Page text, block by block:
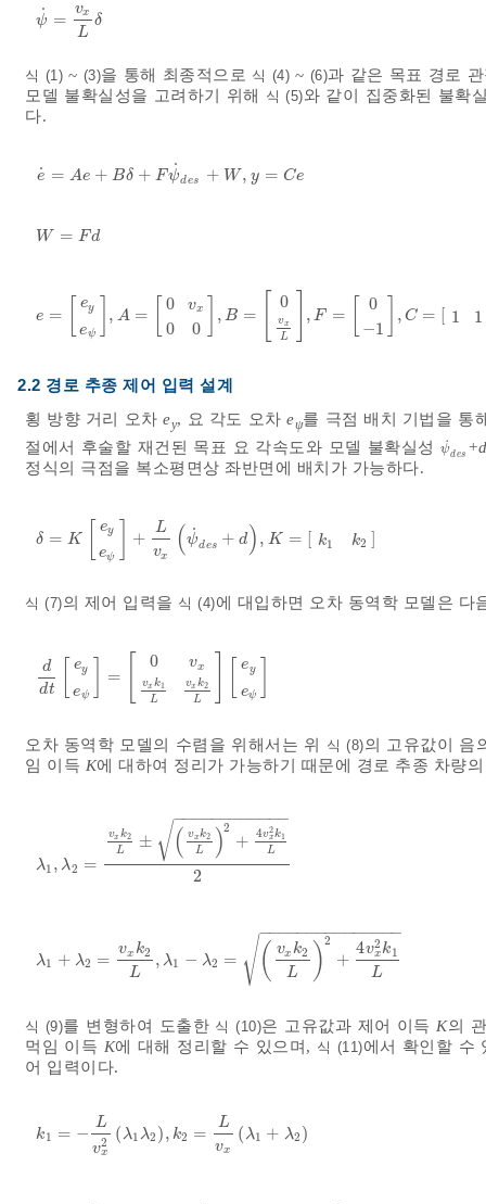
ψ
˙ =
vx
L
δ
ψ˙= vxLδ
식 (1) ~ (3)을 통해 최종적으로 식 (4) ~ (6)과 같은 목표 경로
모델 불확실성을 고려하기 위해
식 (5)와 같이 집중화된 불확
다.
e
˙ = Ae + Bδ + Fψ
˙
des + W , y = Ce
e˙=Ae +Bδ+Fψ ˙des +W,y =C
W = Fd
W= Fd
e =
ey
eψ
, A =
0
0
vx
0
, B =
0
vx
L
, F =
0
−1
, C = 1 1
y ψ,A =0 x0 ,B= 0v 0-1,C 1
2.2 경로 추종 제어 입력 설계
횡 방향 거리 오차ey, 요 각도 오차eψ를 극점 배치 기법을 통
절에서 후술할 재건된 목표 요 각속도와 모델 불확실성ψ
˙
des
ψ˙des
+
정식의 극점을 복소평면상 좌반면에 배치가 가능하다.
δ = K
ey
eψ
+
L
vx (ψ
˙
des + d) , K = [ k1 k2 ]
=Key e ψ+Lvxψ˙ des+d K=k k2
식 (7)의 제어 입력을 식 (4)에 대입하면 오차 동역학 모델은 다
d
dt
ey
eψ
=
0
vx k1
L
vx
vx k2
L
ey
eψ
te eψ 0v xv k1L 2L
오차 동역학 모델의 수렴을 위해서는 위 식 (8)의 고유값이 음
임 이득 K에 대하여 정리가 가능하기 때문에 경로 추종 차량
λ1 , λ2 =
vx k2
L ± ( vxk2
L )2
+ 4v2
xk1
L
− −
−−−−−−−−−−
√
2
λ1 ,λ 2=vxk2L±vxk2L2+4vx2k
λ1 + λ2 =
vx k2
L
, λ1 − λ2 = ( vx k2
L )2
+
4v2
xk1
L
− −
−−−−−−−−−−−−−
√
λ 1+λ2=vxk2L, λ1 -λ2=vxk2 L +4 vx2k1
식 (9)를 변형하여 도출한 식 (10)은 고유값과 제어 이득 K의
먹임 이득 K에 대해 정리할 수 있으며, 식 (11)에서 확인할 수
어 입력이다.
k1 = −
L
v2
x
( λ1 λ2 ), k2 =
L
vx
( λ1 + λ2 )
k1=-Lvx2λ1λ 2, k2=Lvxλ1+λ2